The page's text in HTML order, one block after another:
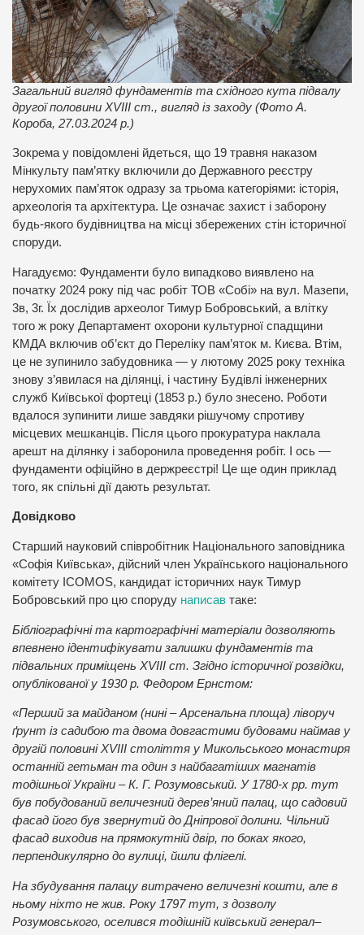
Загальний вигляд фундаментів та східного кута підвалу
другої половини XVIII ст., вигляд із заходу (Фото А.
Короба, 27.03.2024 р.)
Зокрема у повідомлені йдеться, що 19 травня наказом
Мінкульту пам’ятку включили до Державного реєстру
нерухомих пам’яток одразу за трьома категоріями: історія,
археологія та архітектура. Це означає захист і заборону
будь-якого будівництва на місці збережених стін історичної
споруди.
Нагадуємо: Фундаменти було випадково виявлено на
початку 2024 року під час робіт ТОВ «Собі» на вул. Мазепи,
3в, 3г. Їх дослідив археолог Тимур Бобровський, а влітку
того ж року Департамент охорони культурної спадщини
КМДА включив об’єкт до Переліку пам’яток м. Києва. Втім,
це не зупинило забудовника — у лютому 2025 року техніка
знову з’явилася на ділянці, і частину Будівлі інженерних
служб Київської фортеці (1853 р.) було знесено. Роботи
вдалося зупинити лише завдяки рішучому спротиву
місцевих мешканців. Після цього прокуратура наклала
арешт на ділянку і заборонила проведення робіт. І ось —
фундаменти офіційно в держреєстрі! Це ще один приклад
того, як спільні дії дають результат.
Довідково
Старший науковий співробітник Національного заповідника
«Софія Київська», дійсний член Українського національного
комітету ICOMOS, кандидат історичних наук Тимур
Бобровський про цю споруду написав таке:
Бібліографічні та картографічні матеріали дозволяють
впевнено ідентифікувати залишки фундаментів та
підвальних приміщень XVIII ст. Згідно історичної розвідки,
опублікованої у 1930 р. Федором Ернстом:
«Перший за майданом (нині ‒ Арсенальна площа) ліворуч
ґрунт із садибою та двома довгастими будовами наймав у
другій половині XVIII століття у Микольського монастиря
останній гетьман та один з найбагатіших магнатів
тодішньої України ‒ К. Г. Розумовський. У 1780-х рр. тут
був побудований величезний дерев’яний палац, що садовий
фасад його був звернутий до Дніпрової долини. Чільний
фасад виходив на прямокутній двір, по боках якого,
перпендикулярно до вулиці, йшли флігелі.
На збудування палацу витрачено величезні кошти, але в
ньому ніхто не жив. Року 1797 тут, з дозволу
Розумовського, оселився тодішній київський генерал‒